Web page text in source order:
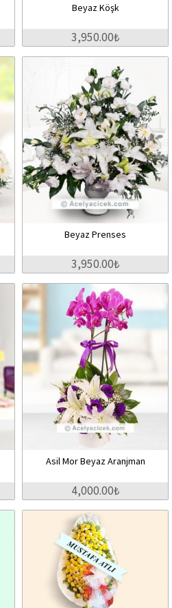
Beyaz Köşk
3,950.00₺
Beyaz Prenses
3,950.00₺
Asil Mor Beyaz Aranjman
4,000.00₺